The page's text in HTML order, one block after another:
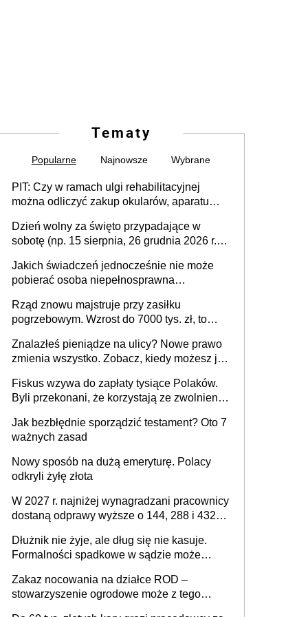
Tematy
Popularne Najnowsze Wybrane
PIT: Czy w ramach ulgi rehabilitacyjnej
można odliczyć zakup okularów, aparatu
Dzień wolny za święto przypadające w
sobotę (np. 15 sierpnia, 26 grudnia 2026 r.) –
pracodawcy (sektor prywatny i administracja
publiczna), najczęstsze pytania
Jakich świadczeń jednocześnie nie może
pobierać osoba niepełnosprawna
Rząd znowu majstruje przy zasiłku
pogrzebowym. Wzrost do 7000 tys. zł, to
Znalazłeś pieniądze na ulicy? Nowe prawo
zmienia wszystko. Zobacz, kiedy możesz je
Fiskus wzywa do zapłaty tysiące Polaków.
Byli przekonani, że korzystają ze zwolnienia
Jak bezbłędnie sporządzić testament? Oto 7
ważnych zasad
Nowy sposób na dużą emeryturę. Polacy
odkryli żyłę złota
W 2027 r. najniżej wynagradzani pracownicy
dostaną odprawy wyższe o 144, 288 i 432
Dłużnik nie żyje, ale dług się nie kasuje.
Formalności spadkowe w sądzie może
zmarłego
Zakaz nocowania na działce ROD –
stowarzyszenie ogrodowe może z tego